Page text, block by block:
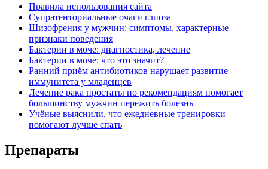
Правила использования сайта
Супратенториальные очаги глиоза
Шизофрения у мужчин: симптомы, характерные
признаки поведения
Бактерии в моче: диагностика, лечение
Бактерии в моче: что это значит?
Ранний приём антибиотиков нарушает развитие
иммунитета у младенцев
Лечение рака простаты по рекомендациям помогает
большинству мужчин пережить болезнь
Учёные выяснили, что ежедневные тренировки
помогают лучше спать
Препараты